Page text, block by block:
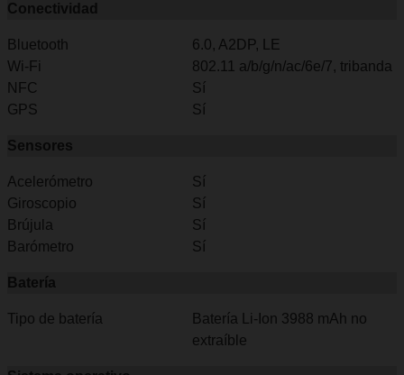
Conectividad
Bluetooth
6.0, A2DP, LE
Wi-Fi
802.11 a/b/g/n/ac/6e/7, tribanda
NFC
Sí
GPS
Sí
Sensores
Acelerómetro
Sí
Giroscopio
Sí
Brújula
Sí
Barómetro
Sí
Batería
Tipo de batería
Batería Li-Ion 3988 mAh no
extraíble